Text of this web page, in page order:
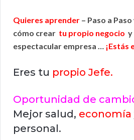
Quieres aprender – Paso a
cómo crear tu propio negocio y
espectacular empresa … ¡Estás
Eres tu propio Jefe.
Oportunidad de
Mejor salud, economía
personal.